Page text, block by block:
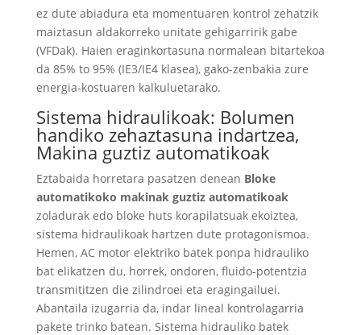
ez dute abiadura eta momentuaren kontrol zehatzik
maiztasun aldakorreko unitate gehigarririk gabe
(VFDak). Haien eraginkortasuna normalean bitartekoa
da 85% to 95% (IE3/IE4 klasea), gako-zenbakia zure
energia-kostuaren kalkuluetarako.
Sistema hidraulikoak: Bolumen
handiko zehaztasuna indartzea,
Makina guztiz automatikoak
Eztabaida horretara pasatzen denean Bloke
automatikoko makinak guztiz automatikoak
zoladurak edo bloke huts korapilatsuak ekoiztea,
sistema hidraulikoak hartzen dute protagonismoa.
Hemen, AC motor elektriko batek ponpa hidrauliko
bat elikatzen du, horrek, ondoren, fluido-potentzia
transmititzen die zilindroei eta eragingailuei.
Abantaila izugarria da, indar lineal kontrolagarria
pakete trinko batean. Sistema hidrauliko batek